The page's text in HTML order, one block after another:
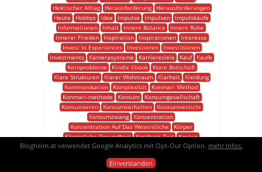
Hektischer Alltag
Herausforderung
Herausforderungen
Heute
Hobbys Idee Impulse Impulsen
Impulskäufe
Informationen
Inhalt Innere Balance
Innere Ruhe
Innerer Frieden
Inspiration Inspirationen
Interesse
Invest In Experiences
Investieren
Investitionen
Investments
Kamerasysteme Karriereziele Kauf
Kaufe
Kernprobleme
Kindle Ebook
Klare Botschaft
Klare Strukturen
Klarer Wohnraum Klarheit
Kleidung
Kommunikation
Komplexität
Konmari Method
Konmari-methode
Konsum
Konsumgesellschaft
Konsumieren
Konsumverhalten
Konsumverzicht
Konsumzwang
Konzentration
Konzentration Auf Das Wesentliche
Körper
Körperliche Gesundheit Kostbare Zeit Kosten
Kosten Sparen
Kreativität Küche Kunden
Kundenbeziehung
Kundenloyalität Kundenservice
Blogheim.at verwendet Google Analytics mit Opt-Out Option. mehr Infos.
Einverstanden